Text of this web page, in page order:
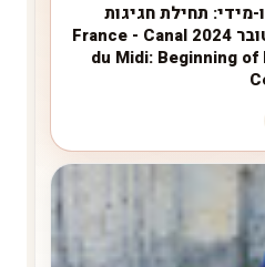
תחילת חגיגות
יומולדת 13 לפלג אוקטובר 2024 France - Canal
du Midi: Beginning of